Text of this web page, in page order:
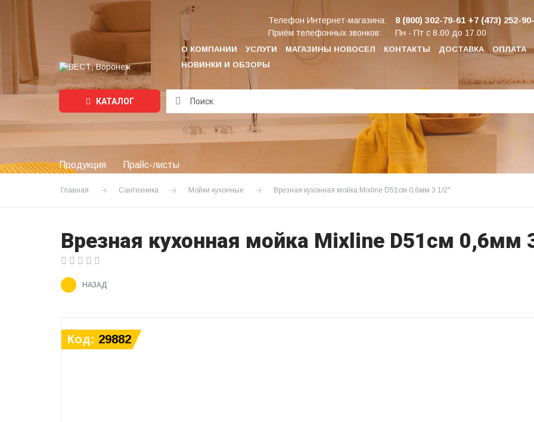
О КОМПАНИИ УСЛУГИ МАГАЗИНЫ НОВОСЕЛ КОНТАКТЫ ДОСТАВКА ОПЛАТА
НОВИНКИ И ОБЗОРЫ
Телефон Интернет-магазина: 8 (800) 302-79-61 +7 (473) 252-
Приём телефонных звонков: Пн - Пт с 8.00 до 17.00
КАТАЛОГ
Подождите...
Продукция Прайс-листы
Главная Сантехника Мойки кухонные Врезная кухонная мойка Mixline D51см 0,6мм 3 1/2"
Врезная кухонная мойка Mixline D51см 0,6мм
НАЗАД
Код: 29882